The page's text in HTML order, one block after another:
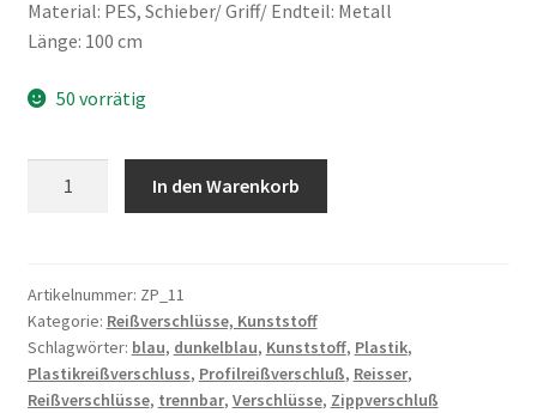
Material: PES, Schieber/ Griff/ Endteil: Metall
Länge: 100 cm
50 vorrätig
Menge
In den Warenkorb
Artikelnummer: ZP_11
Kategorie: Reißverschlüsse, Kunststoff
Schlagwörter: blau, dunkelblau, Kunststoff, Plastik,
Plastikreißverschluss, Profilreißverschluß, Reisser,
Reißverschlüsse, trennbar, Verschlüsse, Zippverschluß